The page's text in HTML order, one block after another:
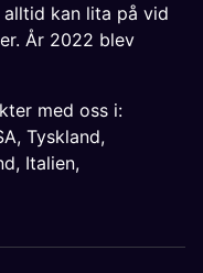
kan lita på vid
År 2022 blev
med oss i:
, Tyskland,
, Italien,